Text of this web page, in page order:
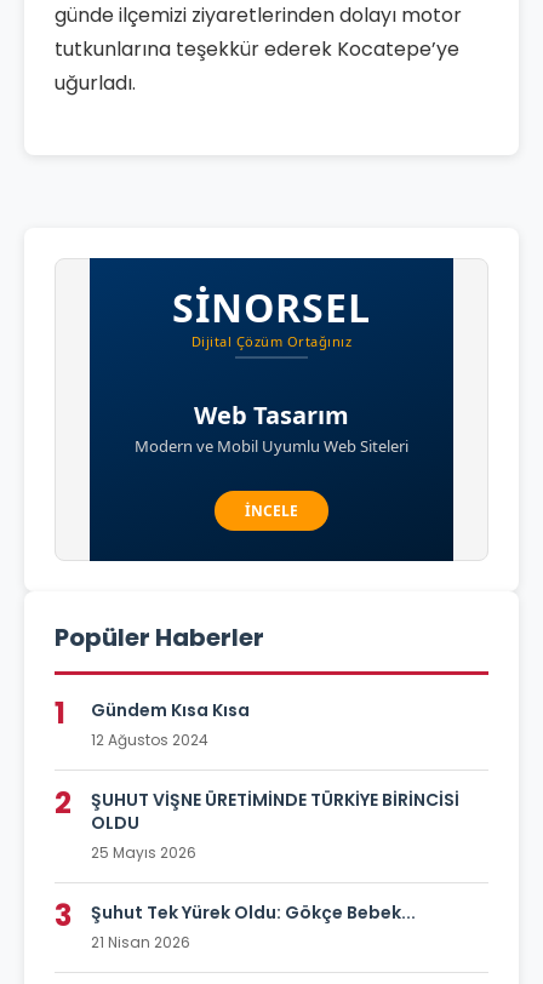
günde ilçemizi ziyaretlerinden dolayı motor
tutkunlarına teşekkür ederek Kocatepe’ye
uğurladı.
Popüler Haberler
1 Gündem Kısa Kısa
12 Ağustos 2024
2
ŞUHUT VİŞNE ÜRETİMİNDE TÜRKİYE BİRİNCİSİ
OLDU
25 Mayıs 2026
3 Şuhut Tek Yürek Oldu: Gökçe Bebek...
21 Nisan 2026